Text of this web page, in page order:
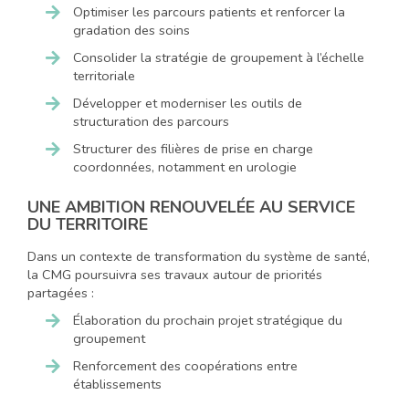
Optimiser les parcours patients et renforcer la
gradation des soins
Consolider la stratégie de groupement à l’échelle
territoriale
Développer et moderniser les outils de
structuration des parcours
Structurer des filières de prise en charge
coordonnées, notamment en urologie
UNE AMBITION RENOUVELÉE AU SERVICE
DU TERRITOIRE
Dans un contexte de transformation du système de santé,
la CMG poursuivra ses travaux autour de priorités
partagées :
Élaboration du prochain projet stratégique du
groupement
Renforcement des coopérations entre
établissements